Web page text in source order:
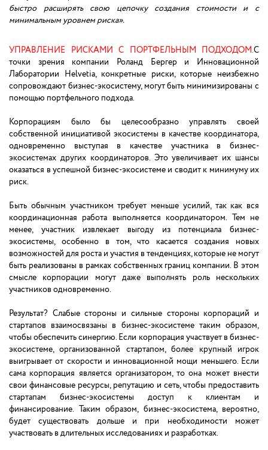
быстро расширять свою цепочку создания стоимости и с
минимальным уровнем риска».
УПРАВЛЕНИЕ РИСКАМИ С ПОРТФЕЛЬНЫМ ПОДХОДОМ.С
точки зрения компании Роланд Бергер и Инновационной
Лаборатории Helvetia, конкретные риски, которые неизбежно
сопровождают бизнес-экосистему, могут быть минимизированы с
помощью портфельного подхода.
Корпорациям было бы целесообразно управлять своей
собственной инициативой экосистемы в качестве координатора,
одновременно выступая в качестве участника в бизнес-
экосистемах других координаторов. Это увеличивает их шансы
оказаться в успешной бизнес-экосистеме и сводит к минимуму их
риск.
Быть обычным участником требует меньше усилий, так как вся
координационная работа выполняется координатором. Тем не
менее, участник извлекает выгоду из потенциала бизнес-
экосистемы, особенно в том, что касается создания новых
возможностей для роста и участия в тенденциях, которые не могут
быть реализованы в рамках собственных границ компании. В этом
смысле корпорации могут даже выполнять роль нескольких
участников одновременно.
Результат? Слабые стороны и сильные стороны корпораций и
стартапов взаимосвязаны в бизнес-экосистеме таким образом,
чтобы обеспечить синергию. Если корпорация участвует в бизнес-
экосистеме, организованной стартапом, более крупный игрок
выигрывает от скорости и инновационной мощи меньшего. Если
сама корпорация является организатором, то она может внести
свои финансовые ресурсы, репутацию и сеть, чтобы предоставить
стартапам бизнес-экосистемы доступ к клиентам и
финансирование. Таким образом, бизнес-экосистема, вероятно,
будет существовать дольше и при необходимости может
участвовать в длительных исследованиях и разработках.